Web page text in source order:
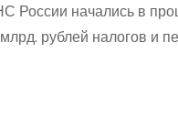
России начались в
рублей налогов и